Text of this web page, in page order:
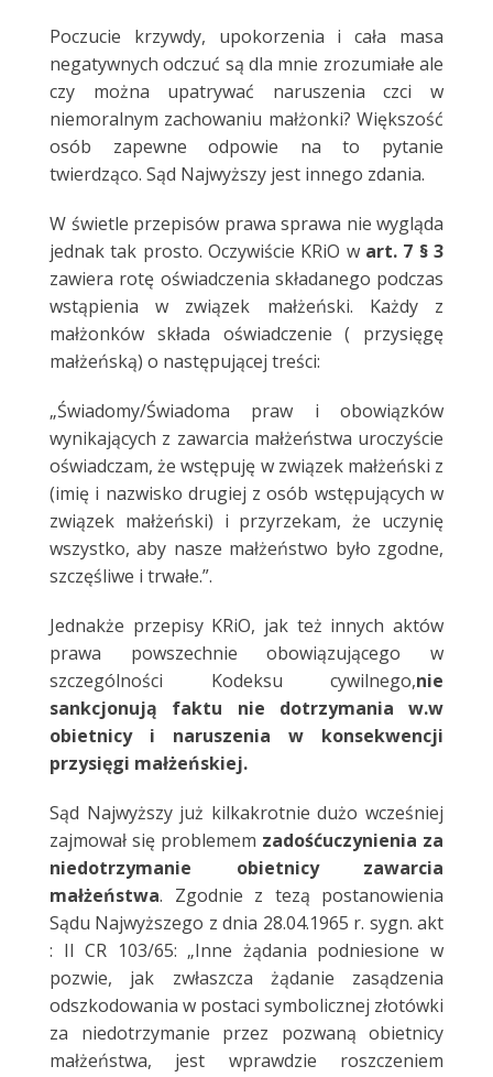
Poczucie krzywdy, upokorzenia i cała masa
negatywnych odczuć są dla mnie zrozumiałe ale
czy można upatrywać naruszenia czci w
niemoralnym zachowaniu małżonki? Większość
osób zapewne odpowie na to pytanie
twierdząco. Sąd Najwyższy jest innego zdania.
W świetle przepisów prawa sprawa nie wygląda
jednak tak prosto. Oczywiście KRiO w art. 7 § 3
zawiera rotę oświadczenia składanego podczas
wstąpienia w związek małżeński. Każdy z
małżonków składa oświadczenie ( przysięgę
małżeńską) o następującej treści:
„Świadomy/Świadoma praw i obowiązków
wynikających z zawarcia małżeństwa uroczyście
oświadczam, że wstępuję w związek małżeński z
(imię i nazwisko drugiej z osób wstępujących w
związek małżeński) i przyrzekam, że uczynię
wszystko, aby nasze małżeństwo było zgodne,
szczęśliwe i trwałe.”.
Jednakże przepisy KRiO, jak też innych aktów
prawa powszechnie obowiązującego w
szczególności Kodeksu cywilnego,nie
sankcjonują faktu nie dotrzymania w.w
obietnicy i naruszenia w konsekwencji
przysięgi małżeńskiej.
Sąd Najwyższy już kilkakrotnie dużo wcześniej
zajmował się problemem zadośćuczynienia za
niedotrzymanie obietnicy zawarcia
małżeństwa. Zgodnie z tezą postanowienia
Sądu Najwyższego z dnia 28.04.1965 r. sygn. akt
: II CR 103/65: „Inne żądania podniesione w
pozwie, jak zwłaszcza żądanie zasądzenia
odszkodowania w postaci symbolicznej złotówki
za niedotrzymanie przez pozwaną obietnicy
małżeństwa, jest wprawdzie roszczeniem